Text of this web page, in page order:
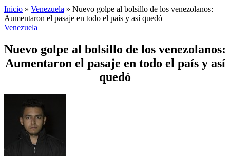
Inicio » Venezuela » Nuevo golpe al bolsillo de los venezolanos:
Aumentaron el pasaje en todo el país y así quedó
Venezuela
Nuevo golpe al bolsillo de los venezolanos:
Aumentaron el pasaje en todo el país y así
quedó